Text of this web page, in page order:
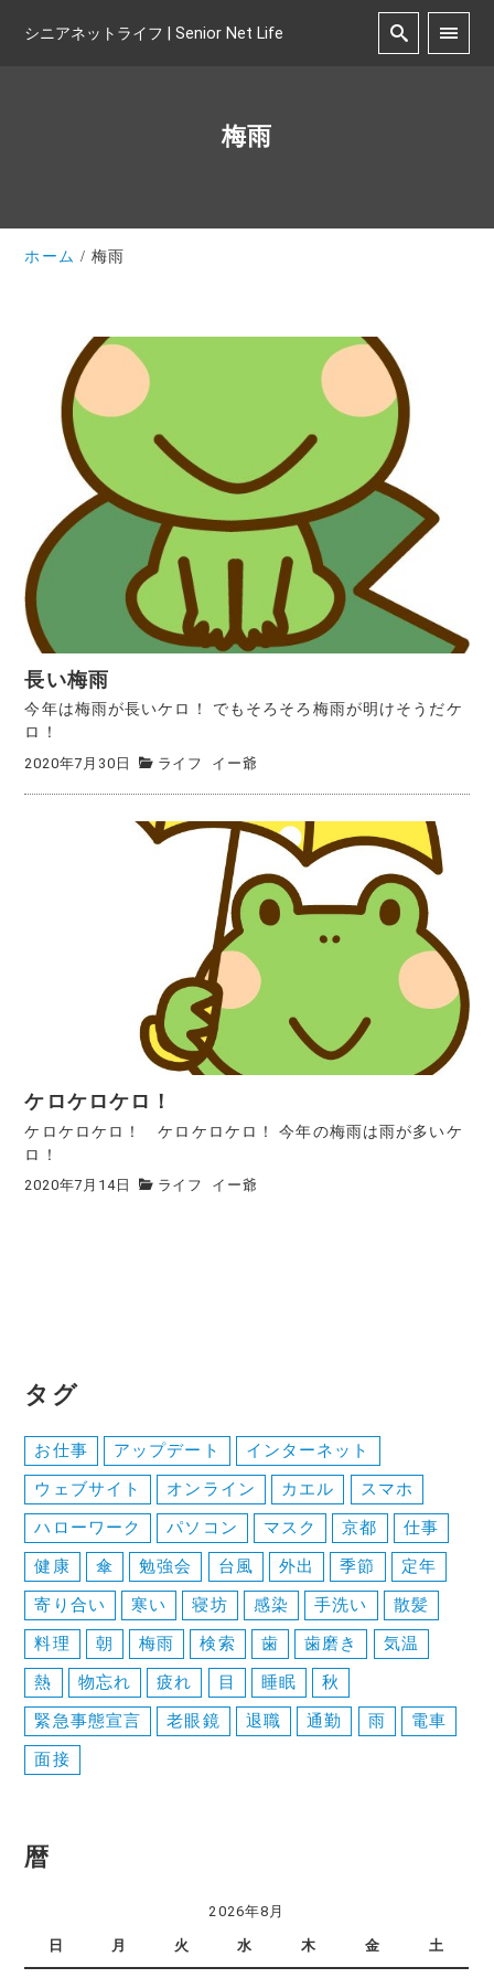
シニアネットライフ | Senior Net Life
梅雨
ホーム 梅雨
長い梅雨
今年は梅雨が長いケロ！ でもそろそろ梅雨が明けそうだケ
ロ！
2020年7月30日 ライフ イー爺
ケロケロケロ！
ケロケロケロ！ ケロケロケロ！ 今年の梅雨は雨が多いケ
ロ！
2020年7月14日 ライフ イー爺
タグ
お仕事 アップデート
インターネット
ウェブサイト
オンライン カエル
スマホ
ハローワーク
パソコン マスク 京都
仕事
健康
傘 勉強会 台風 外出 季節
定年
寄り合い
寒い 寝坊 感染 手洗い
散髪
料理
朝 梅雨 検索 歯 歯磨き
気温
熱
物忘れ 疲れ 目 睡眠
秋
緊急事態宣言
老眼鏡 退職 通勤 雨
電車
面接
暦
2026年8月
日 月 火 水 木 金 土